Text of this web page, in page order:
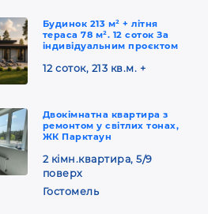
Будинок 213 м² + літня
тераса 78 м². 12 соток За
індивідуальним проєктом
12 соток, 213 кв.м. +
Двокімнатна квартира з
ремонтом у світлих тонах,
ЖК Парктаун
2 кімн.квартира, 5/9
поверх
Гостомель